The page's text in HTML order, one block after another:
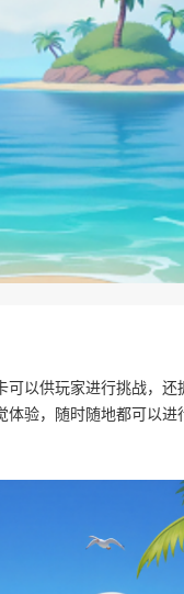
以供玩家进行挑战，
验，随时随地都可以